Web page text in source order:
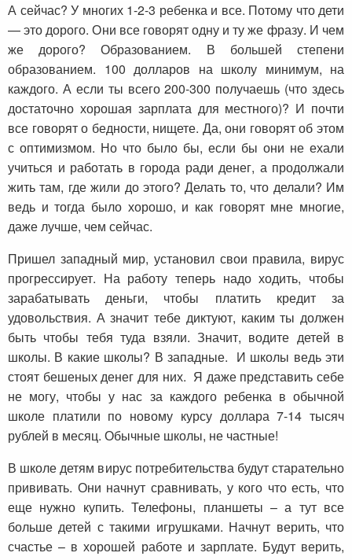
А сейчас? У многих 1-2-3 ребенка и все. Потому что дети
— это дорого. Они все говорят одну и ту же фразу. И чем
же дорого? Образованием. В большей степени
образованием. 100 долларов на школу минимум, на
каждого. А если ты всего 200-300 получаешь (что здесь
достаточно хорошая зарплата для местного)? И почти
все говорят о бедности, нищете. Да, они говорят об этом
с оптимизмом. Но что было бы, если бы они не ехали
учиться и работать в города ради денег, а продолжали
жить там, где жили до этого? Делать то, что делали? Им
ведь и тогда было хорошо, и как говорят мне многие,
даже лучше, чем сейчас.
Пришел западный мир, установил свои правила, вирус
прогрессирует. На работу теперь надо ходить, чтобы
зарабатывать деньги, чтобы платить кредит за
удовольствия. А значит тебе диктуют, каким ты должен
быть чтобы тебя туда взяли. Значит, водите детей в
школы. В какие школы? В западные. И школы ведь эти
стоят бешеных денег для них. Я даже представить себе
не могу, чтобы у нас за каждого ребенка в обычной
школе платили по новому курсу доллара 7-14 тысяч
рублей в месяц. Обычные школы, не частные!
В школе детям вирус потребительства будут старательно
прививать. Они начнут сравнивать, у кого что есть, что
еще нужно купить. Телефоны, планшеты – а тут все
больше детей с такими игрушками. Начнут верить, что
счастье – в хорошей работе и зарплате. Будут верить,